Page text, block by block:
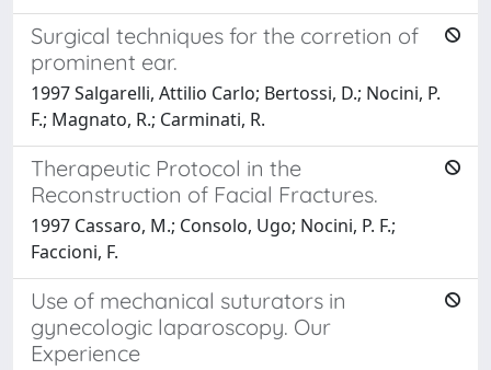
Surgical techniques for the corretion of
prominent ear.
1997 Salgarelli, Attilio Carlo; Bertossi, D.; Nocini, P.
F.; Magnato, R.; Carminati, R.
Therapeutic Protocol in the
Reconstruction of Facial Fractures.
1997 Cassaro, M.; Consolo, Ugo; Nocini, P. F.;
Faccioni, F.
Use of mechanical suturators in
gynecologic laparoscopy. Our
Experience